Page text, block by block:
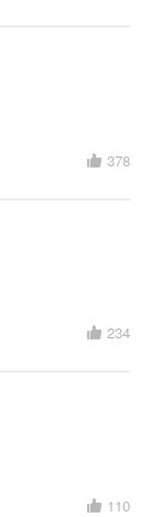
378
234
110